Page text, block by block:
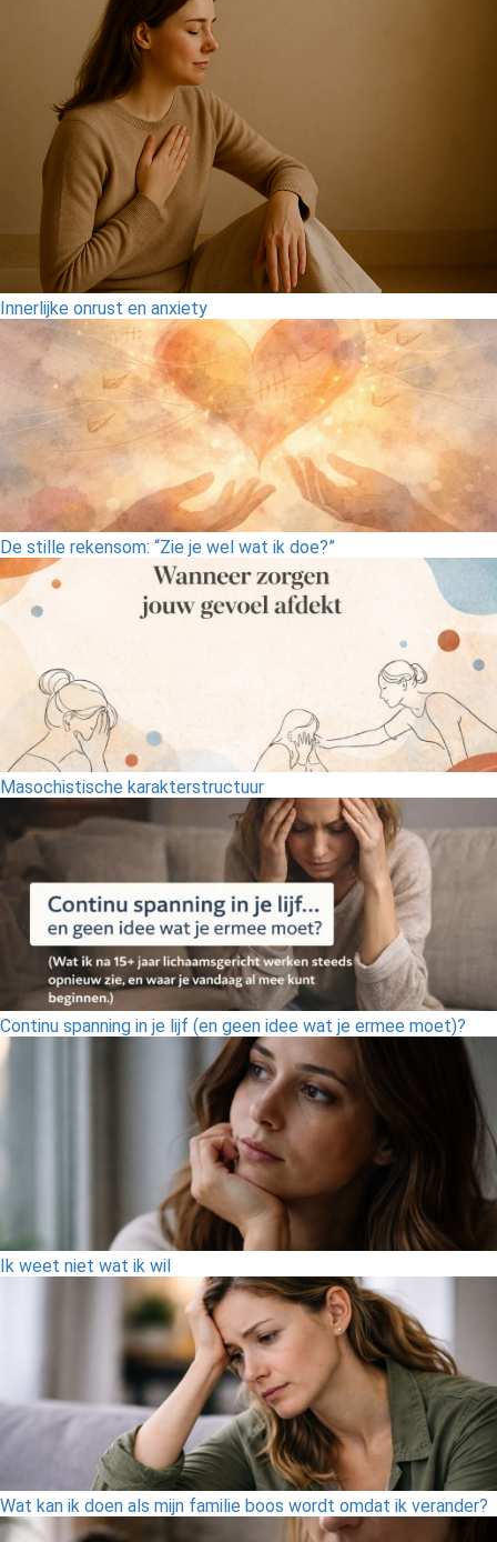
Innerlijke onrust en anxiety
De stille rekensom: “Zie je wel wat ik doe?”
Masochistische karakterstructuur
Continu spanning in je lijf (en geen idee wat je ermee moet)?
Ik weet niet wat ik wil
Wat kan ik doen als mijn familie boos wordt omdat ik verander?